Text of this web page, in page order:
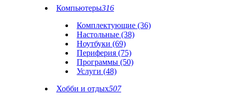
Компьютеры316
Комплектующие (36)
Настольные (38)
Ноутбуки (69)
Периферия (75)
Программы (50)
Услуги (48)
Хобби и отдых507